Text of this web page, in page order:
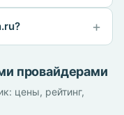
провайдерами
цены, рейтинг,